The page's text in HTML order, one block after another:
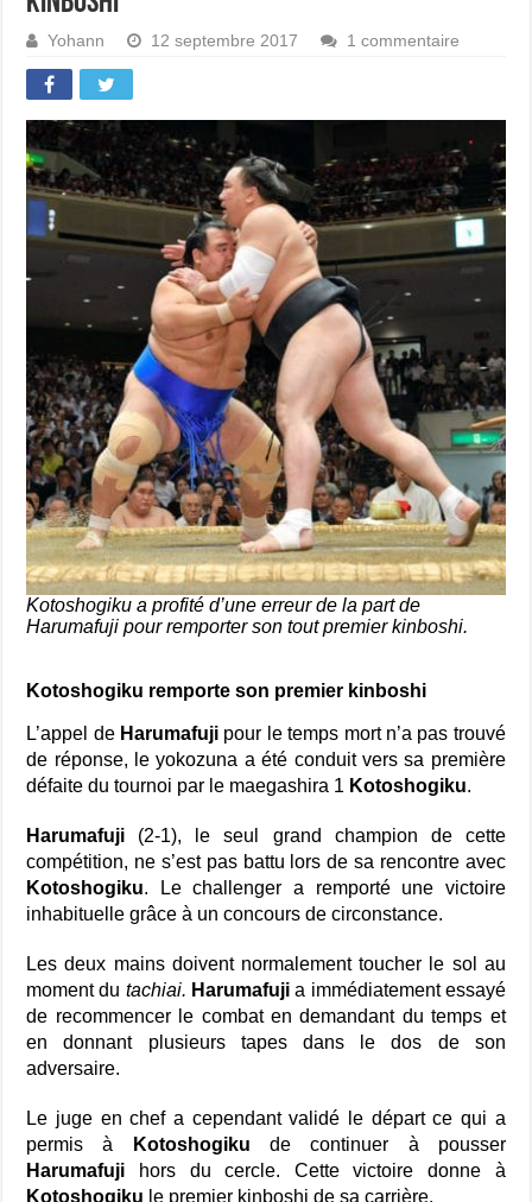
Yohann 12 septembre 2017 1 commentaire
Kotoshogiku a profité d’une erreur de la part de
Harumafuji pour remporter son tout premier kinboshi.
Kotoshogiku remporte son premier kinboshi
L’appel de Harumafuji pour le temps mort n’a pas trouvé
de réponse, le yokozuna a été conduit vers sa première
défaite du tournoi par le maegashira 1 Kotoshogiku.
Harumafuji (2-1), le seul grand champion de cette
compétition, ne s’est pas battu lors de sa rencontre avec
Kotoshogiku. Le challenger a remporté une victoire
inhabituelle grâce à un concours de circonstance.
Les deux mains doivent normalement toucher le sol au
moment du tachiai. Harumafuji a immédiatement essayé
de recommencer le combat en demandant du temps et
en donnant plusieurs tapes dans le dos de son
adversaire.
Le juge en chef a cependant validé le départ ce qui a
permis à
Kotoshogiku de continuer à pousser
Harumafuji hors du cercle. Cette victoire donne à
Kotoshogiku le premier kinboshi de sa carrière.